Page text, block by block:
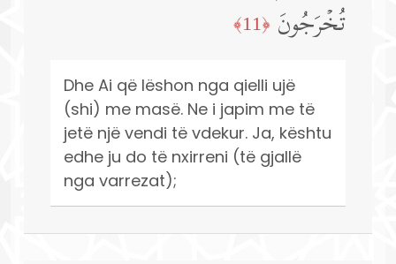
تُخۡرَجُونَ ﴿11﴾
Dhe Ai që lëshon nga qielli ujë
(shi) me masë. Ne i japim me të
jetë një vendi të vdekur. Ja, kështu
edhe ju do të nxirreni (të gjallë
nga varrezat);